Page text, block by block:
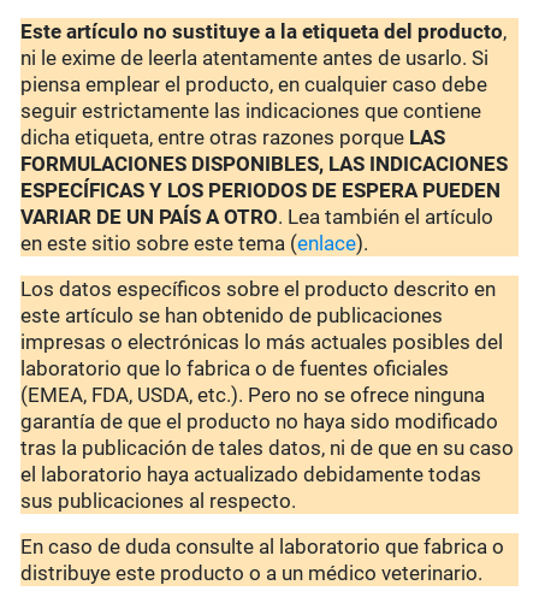
Este artículo no sustituye a la etiqueta del producto,
ni le exime de leerla atentamente antes de usarlo. Si
piensa emplear el producto, en cualquier caso debe
seguir estrictamente las indicaciones que contiene
dicha etiqueta, entre otras razones porque LAS
FORMULACIONES DISPONIBLES, LAS INDICACIONES
ESPECÍFICAS Y LOS PERIODOS DE ESPERA PUEDEN
VARIAR DE UN PAÍS A OTRO. Lea también el artículo
en este sitio sobre este tema (enlace).
Los datos específicos sobre el producto descrito en
este artículo se han obtenido de publicaciones
impresas o electrónicas lo más actuales posibles del
laboratorio que lo fabrica o de fuentes oficiales
(EMEA, FDA, USDA, etc.). Pero no se ofrece ninguna
garantía de que el producto no haya sido modificado
tras la publicación de tales datos, ni de que en su caso
el laboratorio haya actualizado debidamente todas
sus publicaciones al respecto.
En caso de duda consulte al laboratorio que fabrica o
distribuye este producto o a un médico veterinario.